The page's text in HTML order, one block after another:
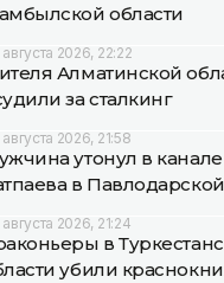
области
2026, 22:22
Алматинской
за сталкинг
2026, 21:58
утонул в
в
2026, 21:24
в
убили